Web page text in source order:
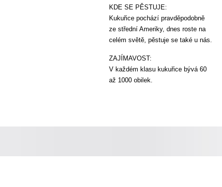
KDE SE PĚSTUJE:
Kukuřice pochází pravděpodobně
ze střední Ameriky, dnes roste na
celém světě, pěstuje se také u nás.
ZAJÍMAVOST:
V každém klasu kukuřice bývá 60
až 1000 obilek.